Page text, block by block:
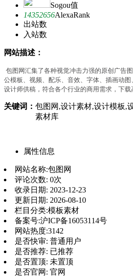
Sogou值
14352656AlexaRank
出站数
入站数
网站描述：
包图网汇集了各种视觉冲击力强的原创广告
公模板、视频、配乐、音效、字体、插画动
设计师供稿，符合各个行业的商用需求，下载
关键词： 包图网,设计素材,设计模板,
素材库
属性信息
网站名称:包图网
评论次数: 0次
收录日期: 2023-12-23
更新日期: 2026-08-10
栏目分类:模板素材
备案号:沪ICP备16053114号
网站热度:3142
是否快审: 普通用户
是否推荐: 已推荐
是否置顶: 未置顶
是否官网: 官网